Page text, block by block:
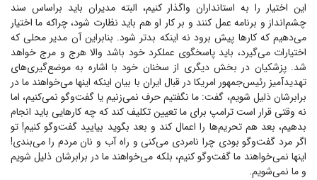
این اختیار را به استانداران واگذار کنیم، البته مدیران باید براساس سند
چشم‌انداز و برنامه عمل کنند و بر کار او هم باید نظارت شود، چراکه ما اختیار
می‌دهیم که کار‌ها پیش برود نه اینکه بدتر شود. بنابراین آن مدیر محلی که
اختیارات می‌گیرد، باید پاسخگوی عملکرد خود باشد والا هرج و مرج خواهد
شد. پزشکیان در بخش دیگری از سخنان خود با اشاره به موضع‌گیری‌های
تهدیدآمیز رئیس‌جمهور امریکا در قبال ایران با بیان اینکه اینها می‌خواهند ما در
برابرشان ذلیل شویم، گفت: ما نگفتیم حرف نمی‌زنیم یا گفت‌و‌گو نمی‌کنیم، اما
نه وقتی قرار است ترامپ برای ما تعیین تکلیف کند که چه کار‌هایی باید انجام
بدهیم، بعد هم تحریم‌ها را اعمال کند و بعد بگوید بیایید گفت‌و‌گو کنیم! تو
اگر مرد گفت‌و‌گو بودی چرا نامردی می‌کنی و راه آب و نان مردم را می‌بندی!
اینها نمی‌خواهند ما گفت‌و‌گو کنیم، بلکه می‌خواهند ما در برابرشان ذلیل شویم
و ما نمی‌شویم.